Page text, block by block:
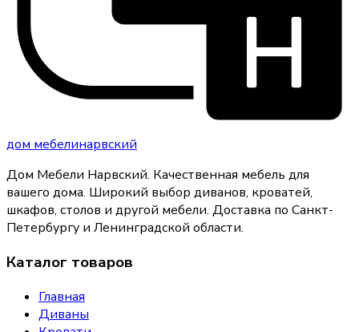
дом мебелинарвский
Дом Мебели Нарвский. Качественная мебель для
вашего дома. Широкий выбор диванов, кроватей,
шкафов, столов и другой мебели. Доставка по Санкт-
Петербургу и Ленинградской области.
Каталог товаров
Главная
Диваны